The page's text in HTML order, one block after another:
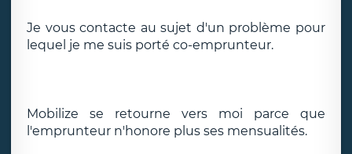
Je vous contacte au sujet d'un problème pour
lequel je me suis porté co-emprunteur.
Mobilize se retourne vers moi parce que
l'emprunteur n'honore plus ses mensualités.